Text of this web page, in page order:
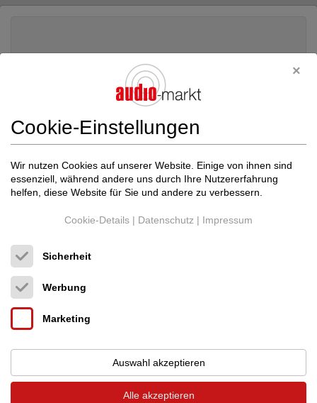
MarantzPM 11S1
Neupreis: 3.500 €
990 €
Cookie-Einstellungen
Wir nutzen Cookies auf unserer Website. Einige von ihnen sind
essenziell, während andere uns durch Ihre Nutzererfahrung
helfen, diese Website für Sie und andere zu verbessern.
Cookie-Details | Datenschutz | Impressum
Sicherheit
Werbung
Marketing
Auswahl akzeptieren
Alle akzeptieren